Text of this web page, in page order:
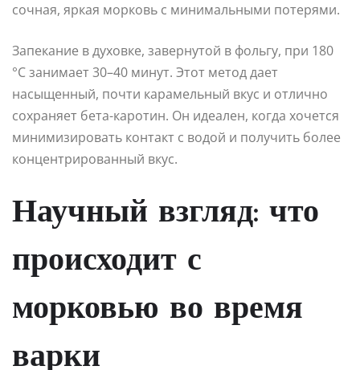
сочная, яркая морковь с минимальными потерями.
Запекание в духовке, завернутой в фольгу, при 180
°C занимает 30–40 минут. Этот метод дает
насыщенный, почти карамельный вкус и отлично
сохраняет бета-каротин. Он идеален, когда хочется
минимизировать контакт с водой и получить более
концентрированный вкус.
Научный взгляд: что
происходит с
морковью во время
варки